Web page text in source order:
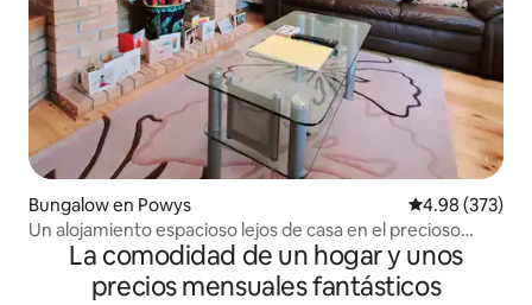
Bungalow en Powys Calificación
4.98 (373)
Un alojamiento espacioso lejos de casa en el precioso
centro de Gales
La comodidad de un hogar y unos
precios mensuales fantásticos